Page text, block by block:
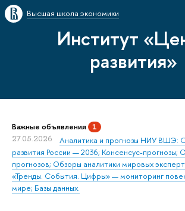
Высшая школа экономики
Институт
развития»
Важные объявления 1
27.05.2026
Аналитика и прогнозы НИУ ВШЭ:
развития России — 2036; Консенсус-прогнозы;
прогнозов; Обзоры аналитики мировых
«Тренды. События. Цифры» — мониторинг
мире; Базы данных.